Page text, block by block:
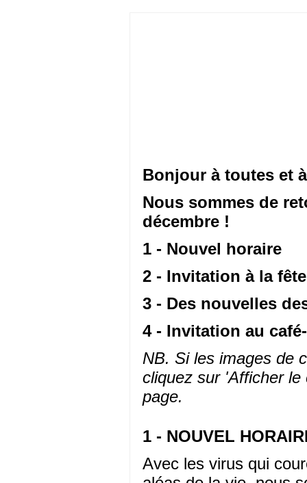
Bonjour à toutes et
Nous sommes de
décembre !
1 - Nouvel horaire
2 - Invitation à la
3 - Des nouvelles
4 - Invitation au
NB. Si les images de
cliquez sur 'Afficher
page.
1 - NOUVEL
Avec les virus qui